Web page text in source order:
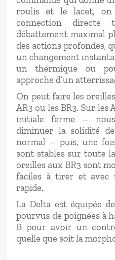
roulis et le lacet, on
connection
débattement maximal
des actions profondes,
un changement
un thermique ou
approche d’un
On peut faire les
AR3 ou les BR3. Sur
initiale ferme –
diminuer la solidité
normal – puis, une
sont stables sur toute
oreilles aux BR3 sont
faciles à tirer et avec
rapide.
La Delta est équipée
pourvus de poignées à
B pour avoir un
quelle que soit la